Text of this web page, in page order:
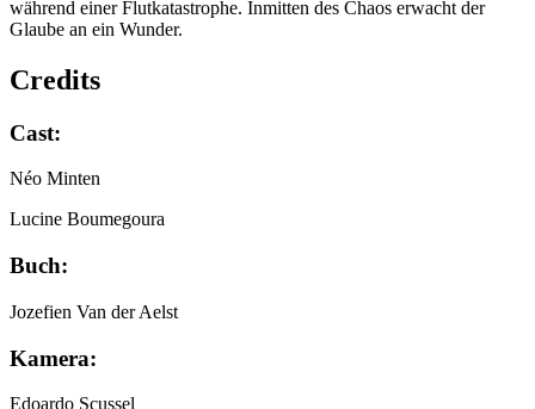
während einer Flutkatastrophe. Inmitten des Chaos erwacht der
Glaube an ein Wunder.
Credits
Cast:
Néo Minten
Lucine Boumegoura
Buch:
Jozefien Van der Aelst
Kamera:
Edoardo Scussel